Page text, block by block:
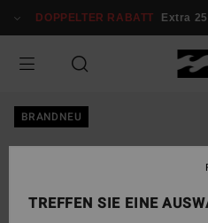
zur
springen
DOPPELTER RABATT Extra
BRANDNEU
TREFFEN SIE EINE